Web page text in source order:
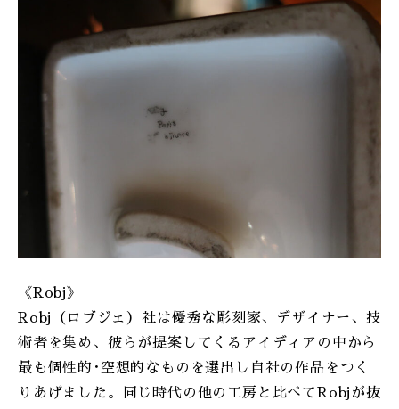
《Robj》
Robj（ロブジェ）社は優秀な彫刻家、デザイナー、技
術者を集め、彼らが提案してくるアイディアの中から
最も個性的･空想的なものを選出し自社の作品をつく
りあげました。同じ時代の他の工房と比べてRobjが抜